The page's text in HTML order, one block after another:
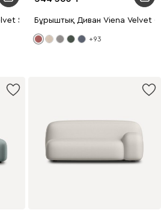
SmokeБұрыштық Диван Viena Velvet
+93